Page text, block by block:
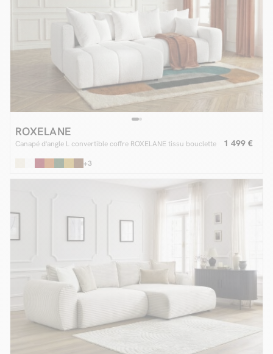
ROXELANE
Canapé d'angle L convertible coffre ROXELANE tissu bouclette 1 499 €
+3